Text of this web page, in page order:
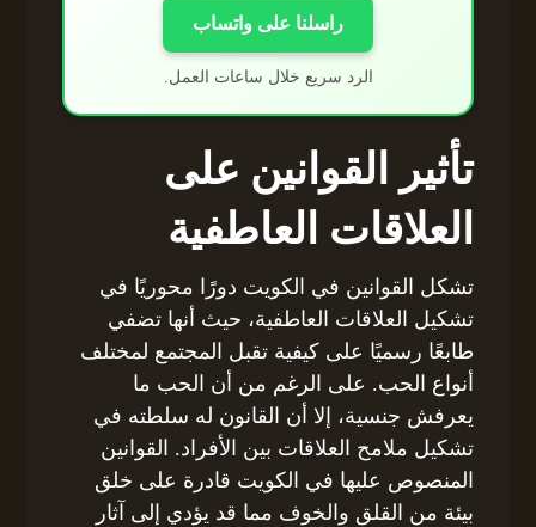
راسلنا على واتساب
الرد سريع خلال ساعات العمل.
تأثير القوانين على
العلاقات العاطفية
تشكل القوانين في الكويت دورًا محوريًا في
تشكيل العلاقات العاطفية، حيث أنها تضفي
طابعًا رسميًا على كيفية تقبل المجتمع لمختلف
أنواع الحب. على الرغم من أن الحب ما
يعرفش جنسية، إلا أن القانون له سلطته في
تشكيل ملامح العلاقات بين الأفراد. القوانين
المنصوص عليها في الكويت قادرة على خلق
بيئة من القلق والخوف مما قد يؤدي إلى آثار